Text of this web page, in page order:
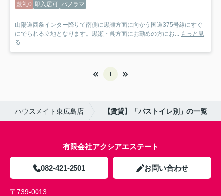
敷礼0 即入居可 パノラマ
山陽道西条インター降りて南側に黒瀬方面に向かう国道375号線にすぐ
にでられる立地となります。黒瀬・呉方面にお勤めの方にお...
もっと見
る
1
ハウスメイト東広島店 【賃貸】「バストイレ別」の一覧
有限会社アクシアエステート
082-421-2501 お問い合わせ
〒739-0013